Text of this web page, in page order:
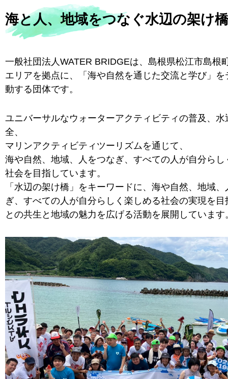
海と人、地域をつなぐ水辺の架け橋
一般社団法人WATER BRIDGEは、島根県松江市島根
エリアを拠点に、「海や自然を通じた交流と学び」を
動する団体です。
ユニバーサルなウォーターアクティビティの普及、水
全、
マリンアクティビティツーリズムを通じて、
海や自然、地域、人をつなぎ、すべての人が自分らし
社会を目指しています。
「水辺の架け橋」をキーワードに、海や自然、地域
ぎ、すべての人が自分らしく楽しめる社会の実現を目
との共生と地域の魅力を広げる活動を展開しています